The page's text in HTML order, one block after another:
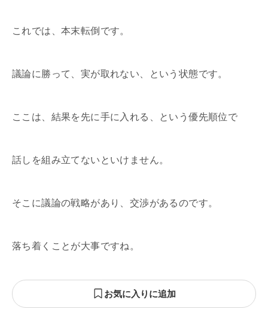
これでは、本末転倒です。
議論に勝って、実が取れない、という状態です。
ここは、結果を先に手に入れる、という優先順位で
話しを組み立てないといけません。
そこに議論の戦略があり、交渉があるのです。
落ち着くことが大事ですね。
お気に入りに追加